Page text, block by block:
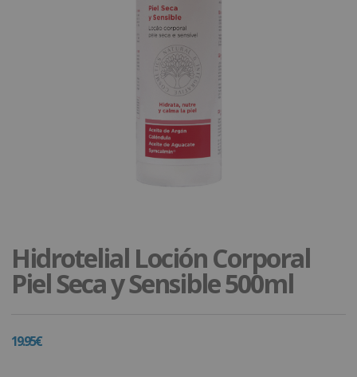
Hidrotelial Loción Corporal
Piel Seca y Sensible 500ml
19.95€